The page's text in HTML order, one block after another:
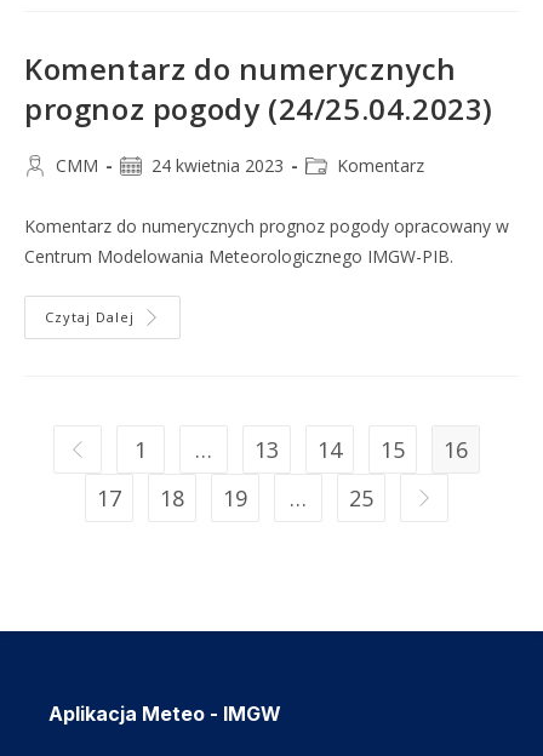
Komentarz do numerycznych
prognoz pogody (24/25.04.2023)
CMM 24 kwietnia 2023 Komentarz
Komentarz do numerycznych prognoz pogody opracowany w
Centrum Modelowania Meteorologicznego IMGW-PIB.
Czytaj Dalej
1 … 13 14 15
16
17
18 19 … 25
Aplikacja Meteo - IMGW